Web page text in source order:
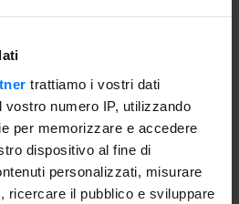
trattiamo i vostri dati
vostro numero IP, utilizzando
per memorizzare e accedere
dispositivo al fine di
personalizzati, misurare
ricercare il pubblico e sviluppare
add the semolina flour, 150 ml
as needed to make a soft dough
away, but a little at a time), then